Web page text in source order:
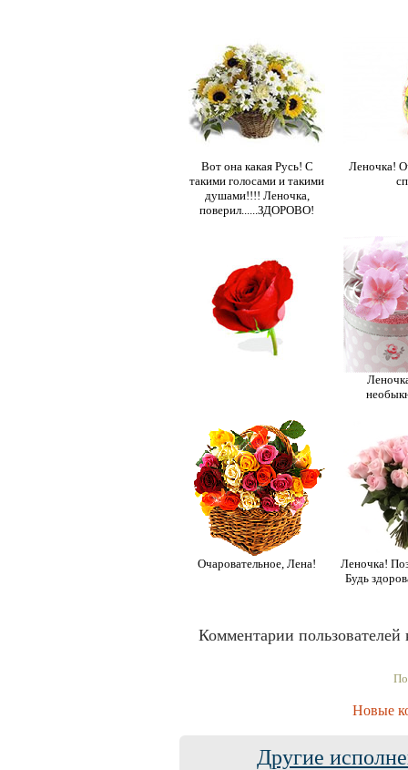
Вот она какая Русь! С
такими голосами и такими
душами!!!! Леночка,
поверил......ЗДОРОВО!
Леночка!
Очаровательное, Лена!
Леночка!
Будь
Комментарии пользователей
Новые
Другие